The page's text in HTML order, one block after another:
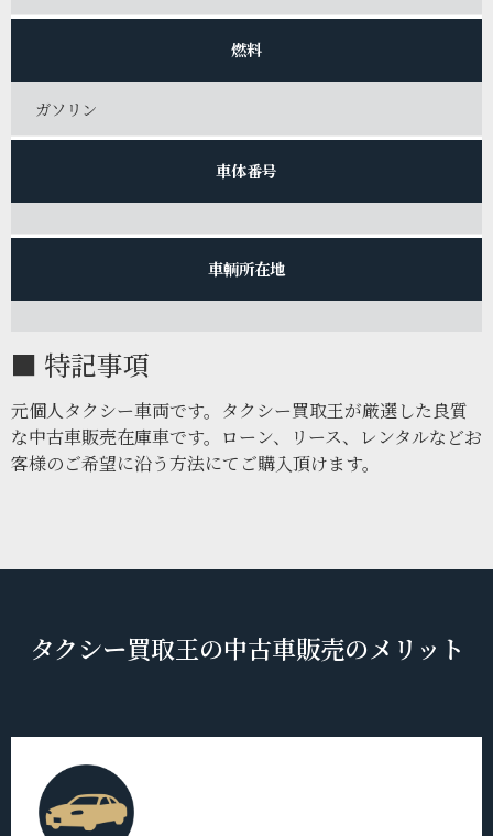
燃料
ガソリン
車体番号
車輌所在地
■ 特記事項
元個人タクシー車両です。タクシー買取王が厳選した良質
な中古車販売在庫車です。ローン、リース、レンタルなどお
客様のご希望に沿う方法にてご購入頂けます。
タクシー買取王の中古車販売のメリット